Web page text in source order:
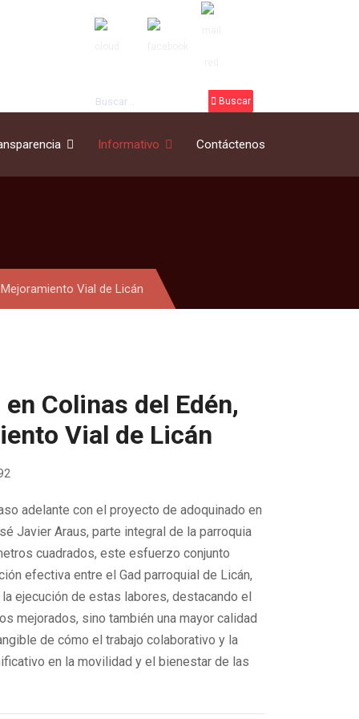
Buscar
Informativo Contáctenos
Vial de Licán
Colinas del Edén,
Vial de Licán
adelante con el proyecto de adoquinado en
Javier Araus, parte integral de la parroquia
cuadrados, este esfuerzo conjunto
efectiva entre el Gad parroquial de Licán,
ejecución de estas labores, destacando el
mejorados, sino también una mayor calidad
de cómo el trabajo colaborativo y la
en la movilidad y el bienestar de las